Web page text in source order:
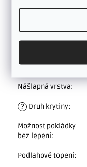
Odstín:
Nášlapná vrstva:
? Druh krytiny:
Možnost pokládky
bez lepení:
Podlahové topení: